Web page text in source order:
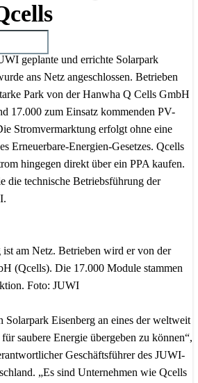
geplante und errichte Solarpark
ans Netz angeschlossen. Betrieben
Park von der Hanwha Q Cells GmbH
17.000 zum Einsatz kommenden PV-
Stromvermarktung erfolgt ohne eine
Erneuerbare-Energien-Gesetzes. Qcells
hingegen direkt über ein PPA kaufen.
die technische Betriebsführung der
am Netz. Betrieben wird er von der
(Qcells). Die 17.000 Module stammen
Foto: JUWI
Solarpark Eisenberg an eines der weltweit
saubere Energie übergeben zu können“,
Geschäftsführer des JUWI-
„Es sind Unternehmen wie Qcells